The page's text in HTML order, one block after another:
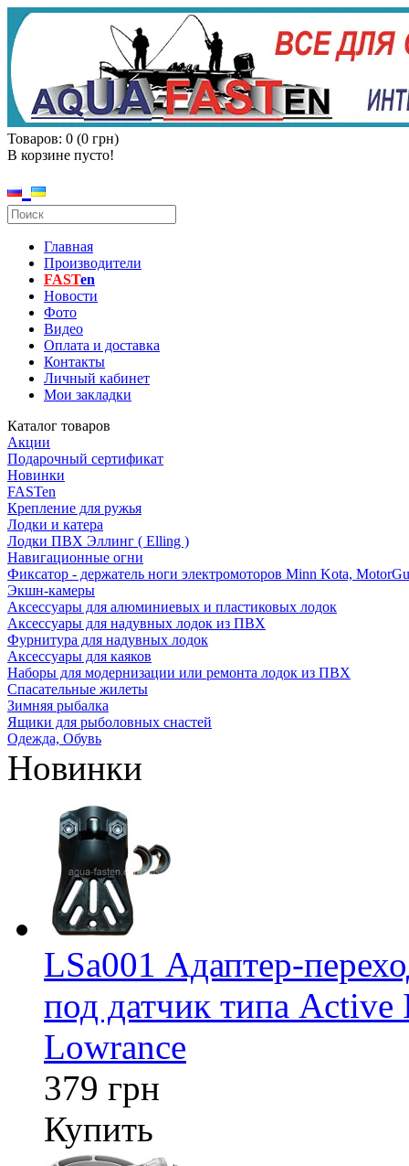
Товаров: 0 (0 грн)
В корзине пусто!
Главная
Производители
FASTen
Новости
Фото
Видео
Оплата и доставка
Контакты
Личный кабинет
Мои закладки
Каталог товаров
Акции
Подарочный сертификат
Новинки
FASTen
Крепление для ружья
Лодки и катера
Лодки ПВХ Эллинг ( Elling )
Навигационные огни
Фиксатор - держатель ноги электромоторов Minn Kota,
Экшн-камеры
Аксессуары для алюминиевых и пластиковых лодок
Аксессуары для надувных лодок из ПВХ
Фурнитура для надувных лодок
Аксессуары для каяков
Наборы для модернизации или ремонта лодок из ПВХ
Спасательные жилеты
Зимняя рыбалка
Ящики для рыболовных снастей
Одежда, Обувь
Новинки
LSa001 Адаптер-
под датчик типа Active
Lowrance
379 грн
Купить